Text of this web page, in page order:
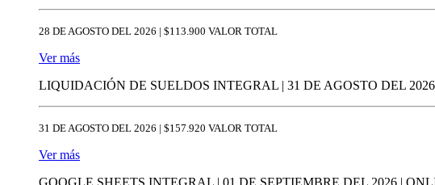
28 DE AGOSTO DEL 2026 | $113.900 VALOR TOTAL
Ver más
LIQUIDACIÓN DE SUELDOS INTEGRAL | 31 DE AGOSTO DEL
31 DE AGOSTO DEL 2026 | $157.920 VALOR TOTAL
Ver más
GOOGLE SHEETS INTEGRAL | 01 DE SEPTIEMBRE DEL 2026 |